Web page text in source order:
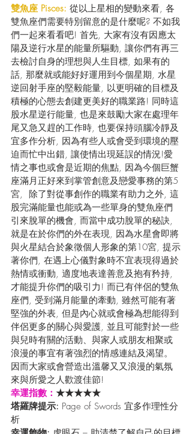
雙魚座 Pisces: 從以上星相的變動來看, 各
雙魚座們需要特別留意的是什麼呢? 不如我
們一起來看看吧! 首先, 大家有沒有因應太
陽及逆行水星的能量所驅動, 讓你們有再三
去檢討自身的理想與人生目標, 如果有的
話, 那麼就或能好好運用到今個星期, 水星
逆回射手座的堅毅能量, 以更明確的目標及
積極的心態去創建更美好的職業路! 同時這
股水星逆行能量, 也是來鼓勵大家在處理年
尾又急又趕的工作時, 也要保持頭腦冷靜及
宜多作分析, 因為有些人或會受到環境的壓
迫而忙中出錯, 讓使情出現延誤的情況!愛
情之事也或會是近期的焦點, 因為今個巨蟹
座滿月正好來到掌管創意及戀愛事務的第5
宮,  除了對從事創作的職業有助力之外, 這
股完滿能量也能或為一些單身的雙魚座們
引來脫單的機會, 而當中成功脫單的秘訣,
就是在於你們的外在表現, 因為水星會即將
與火星結合於象徵個人形象的第10宮, 提示
著你們, 在遇上心儀對象時不宜表現得過於
熱情或衝動, 適度地表達善意及抱有矜持,
才能提升你們的吸引力! 而已有伴侶的雙魚
座們, 受到滿月能量的牽動, 雖然可能有著
堅強的外表, 但是內心就或會極為想能得到
伴侶更多的關心與愛護, 並且可能對於一些
與兒時有關的活動、與家人或朋友相聚或
浪漫的事宜有著強烈的情感連結及渴望。
因而大家或會營造出溫馨又又浪漫的氣氛
來與所愛之人歡渡佳節!
幸運指數： ★★★★★
塔羅牌提示: Page of Swords 宜多作理性分
析